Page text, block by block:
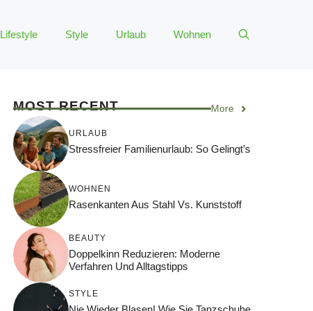
Lifestyle Style Urlaub Wohnen
MOST RECENT More
URLAUB
Stressfreier Familienurlaub: So Gelingt’s
WOHNEN
Rasenkanten Aus Stahl Vs. Kunststoff
BEAUTY
Doppelkinn Reduzieren: Moderne
Verfahren Und Alltagstipps
STYLE